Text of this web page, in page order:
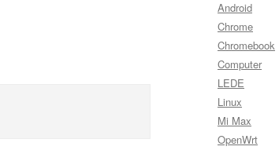
Android
Chrome
Chromebook
Computer
LEDE
Linux
Mi Max
OpenWrt